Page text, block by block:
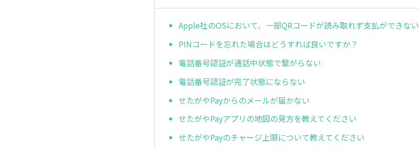
Apple社のOSにおいて、一部QRコードが読み取れず支払ができない
PINコードを忘れた場合はどうすれば良いですか？
電話番号認証が通話中状態で繋がらない
電話番号認証が完了状態にならない
せたがやPayからのメールが届かない
せたがやPayアプリの地図の見方を教えてください
せたがやPayのチャージ上限について教えてください